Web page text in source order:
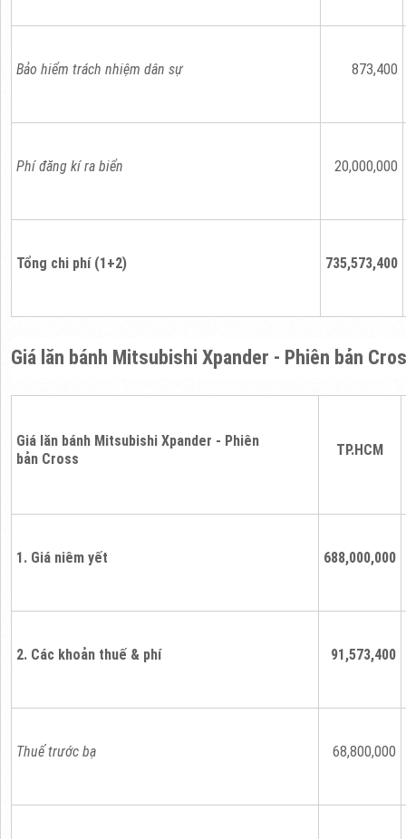
Bảo hiểm trách nhiệm dân sự 873,400
Phí đăng kí ra biển 20,000,000
Tổng chi phí (1+2) 735,573,400
Giá lăn bánh Mitsubishi Xpander - Phiên bản
Giá lăn bánh Mitsubishi Xpander - Phiên
bản Cross
TP.HCM
1. Giá niêm yết 688,000,000
2. Các khoản thuế & phí 91,573,400
Thuế trước bạ 68,800,000